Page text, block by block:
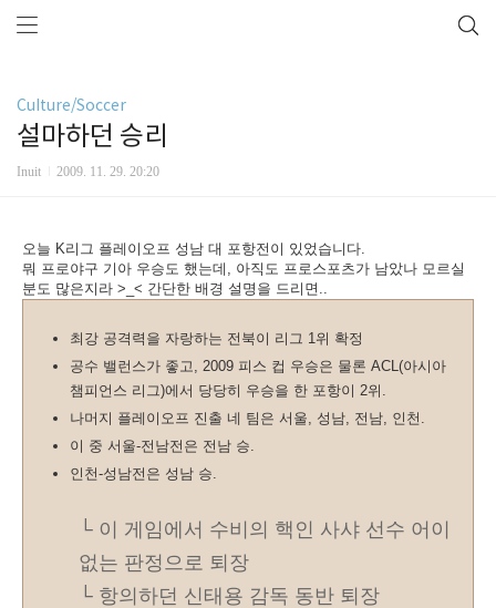
Culture/Soccer
설마하던 승리
Inuit 2009. 11. 29. 20:20
오늘 K리그 플레이오프 성남 대 포항전이 있었습니다.
뭐 프로야구 기아 우승도 했는데, 아직도 프로스포츠가 남았나 모르실
분도 많은지라 >_< 간단한 배경 설명을 드리면..
최강 공격력을 자랑하는 전북이 리그 1위 확정
공수 밸런스가 좋고, 2009 피스 컵 우승은 물론 ACL(아시아
챔피언스 리그)에서 당당히 우승을 한 포항이 2위.
나머지 플레이오프 진출 네 팀은 서울, 성남, 전남, 인천.
이 중 서울-전남전은 전남 승.
인천-성남전은 성남 승.
└ 이 게임에서 수비의 핵인 사샤 선수 어이
없는 판정으로 퇴장
└ 항의하던 신태용 감독 동반 퇴장